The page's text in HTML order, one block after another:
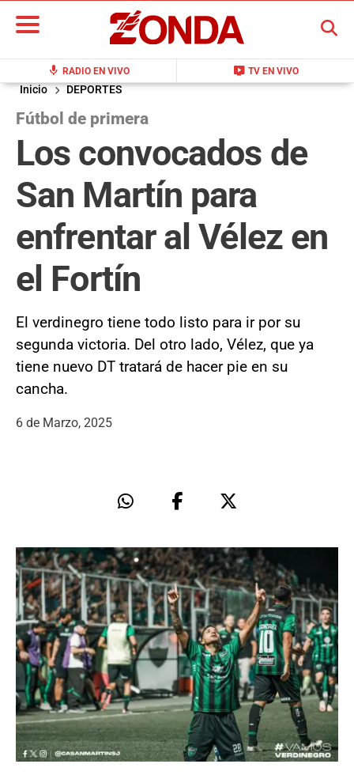
mic RADIO EN VIVO live_tv TV EN VIVO
BUSCAR
Inicio DEPORTES
Fútbol de primera
Los convocados de
San Martín para
enfrentar al Vélez en
el Fortín
El verdinegro tiene todo listo para ir por su
segunda victoria. Del otro lado, Vélez, que ya
tiene nuevo DT tratará de hacer pie en su
cancha.
6 de Marzo, 2025